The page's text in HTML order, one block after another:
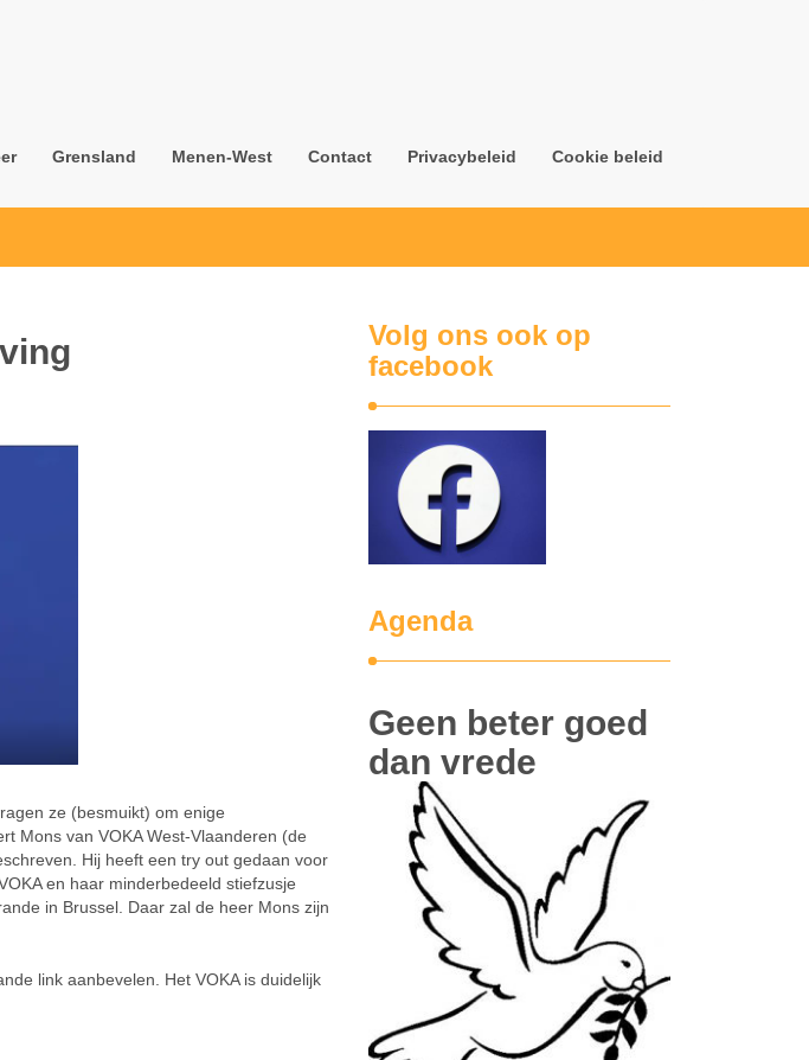
Grensland Menen-West Contact Privacybeleid Cookie beleid
ze (besmuikt) om enige
Mons van VOKA West-Vlaanderen (de
Hij heeft een try out gedaan voor
en haar minderbedeeld stiefzusje
in Brussel. Daar zal de heer Mons zijn
link aanbevelen. Het VOKA is duidelijk
Volg ons ook op
facebook
Agenda
Geen beter goed
dan vrede